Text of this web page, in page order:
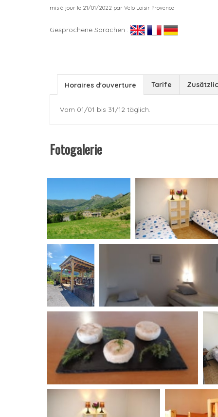
mis à jour le 21/01/2022 par Velo Loisir Provence
Gesprochene Sprachen :
Horaires d'ouverture Tarife
Vom 01/01 bis 31/12 täglich.
Fotogalerie